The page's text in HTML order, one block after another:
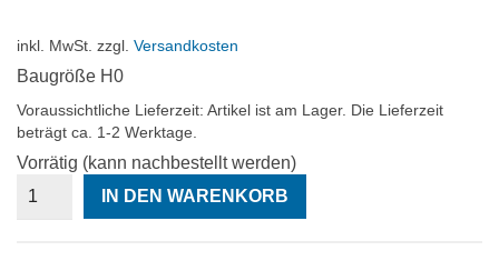
inkl. MwSt. zzgl. Versandkosten
Baugröße H0
Voraussichtliche Lieferzeit: Artikel ist am Lager. Die Lieferzeit
beträgt ca. 1-2 Werktage.
Vorrätig (kann nachbestellt werden)
58665
IN DEN WARENKORB